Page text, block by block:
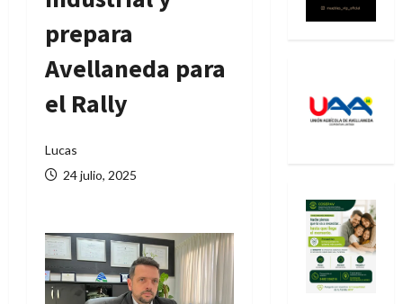
prepara
Avellaneda para
el Rally
Lucas
24 julio, 2025